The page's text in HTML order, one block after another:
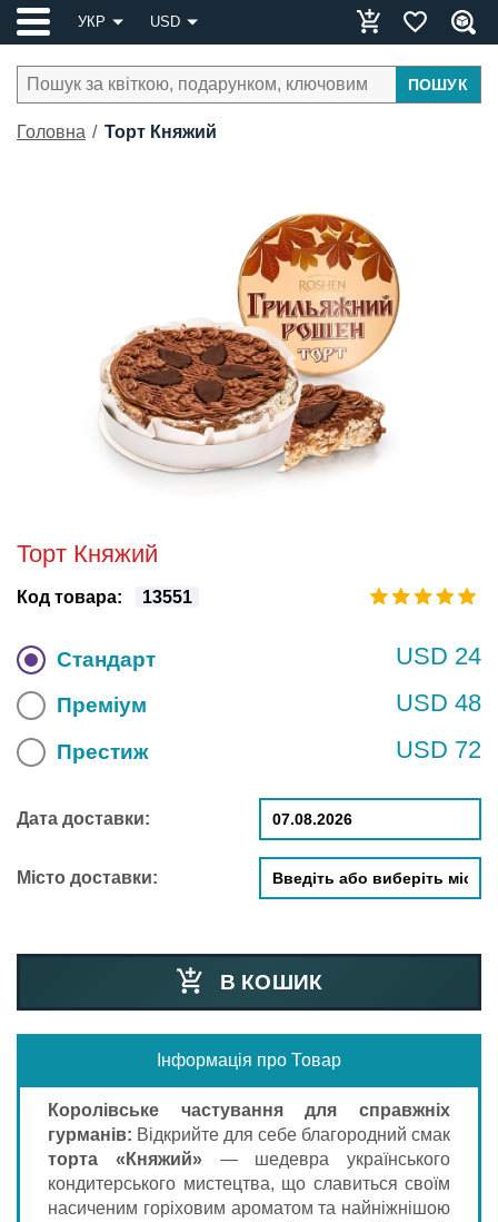
УКР USD
ПОШУК
Головна Торт Княжий
Торт Княжий
Код товара: 13551
Стандарт USD 24
Преміум USD 48
Престиж USD 72
Дата доставки:
Місто доставки:
В КОШИК
Інформація про Товар
Королівське частування для справжніх
гурманів: Відкрийте для себе благородний смак
торта «Княжий»— шедевра українського
кондитерського мистецтва, що славиться своїм
насиченим горіховим ароматом та найніжнішою